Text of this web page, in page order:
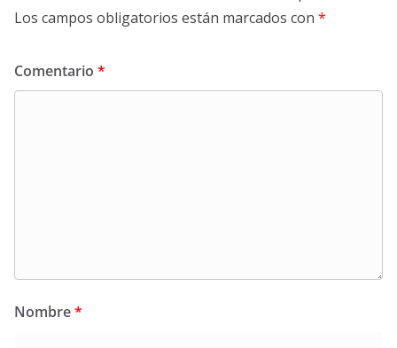
Los campos obligatorios están marcados con *
Comentario *
Nombre*